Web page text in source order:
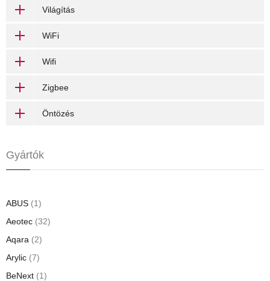
Világítás
WiFi
Wifi
Zigbee
Öntözés
Gyártók
ABUS (1)
Aeotec (32)
Aqara (2)
Arylic (7)
BeNext (1)